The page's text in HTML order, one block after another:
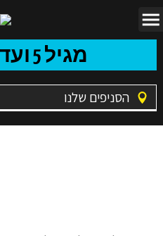
מגיל 5 ועד כיתה יב'
הסניפים שלנו